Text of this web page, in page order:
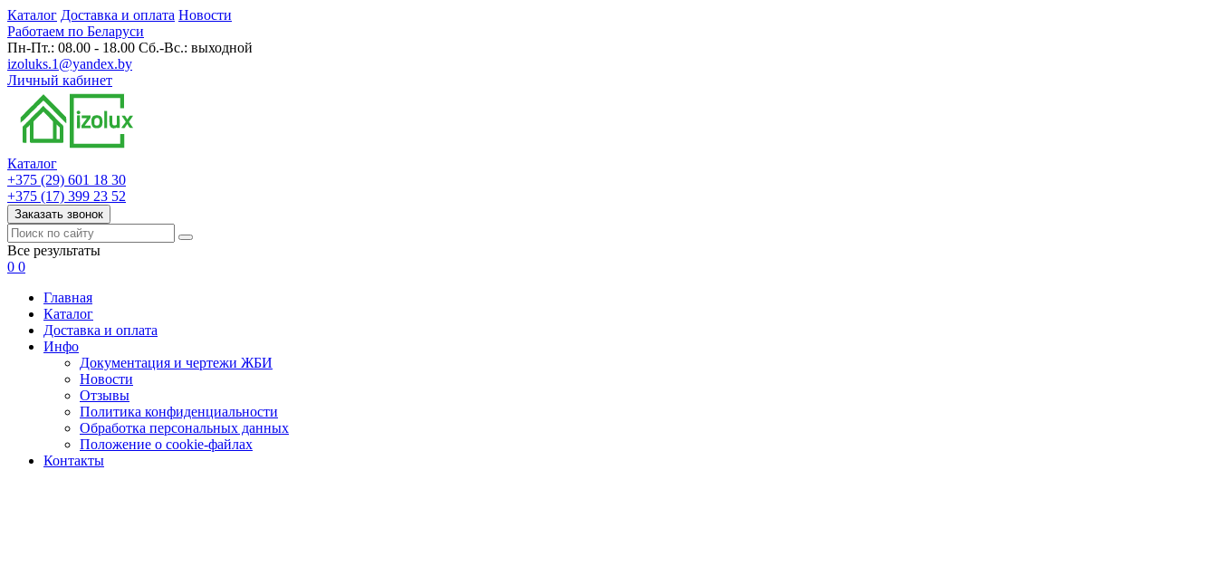
Каталог Доставка и оплата Новости
Работаем по Беларуси
Пн-Пт.: 08.00 - 18.00 Сб.-Вс.: выходной
izoluks.1@yandex.by
Личный кабинет
Каталог
+375 (29) 601 18 30
+375 (17) 399 23 52
Заказать звонок
Все результаты
0 0
Главная
Каталог
Доставка и оплата
Инфо
Документация и чертежи ЖБИ
Новости
Отзывы
Политика конфиденциальности
Обработка персональных данных
Положение о cookie-файлах
Контакты